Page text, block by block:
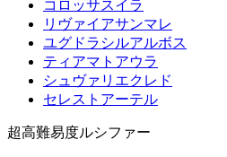
コロッサスイラ
リヴァイアサンマレ
ユグドラシルアルボス
ティアマトアウラ
シュヴァリエクレド
セレストアーテル
超高難易度ルシファー